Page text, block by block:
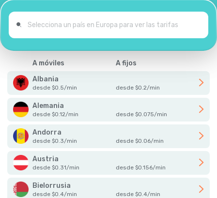
A móviles
A fijos
Albania
desde $0.5/min desde $0.2/min
Alemania
desde $0.12/min desde $0.075/min
Andorra
desde $0.3/min desde $0.06/min
Austria
desde $0.31/min desde $0.156/min
Bielorrusia
desde $0.4/min desde $0.4/min